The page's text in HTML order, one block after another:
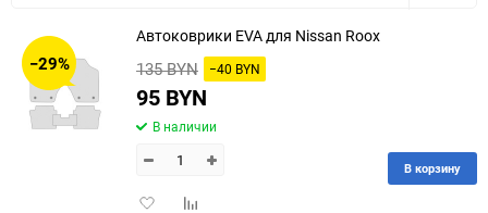
150
−29%
Автоковрики EVA для Nissan Roox
135 BYN −40 BYN
95 BYN
В наличии
ДобавитьДобавить
В корзину